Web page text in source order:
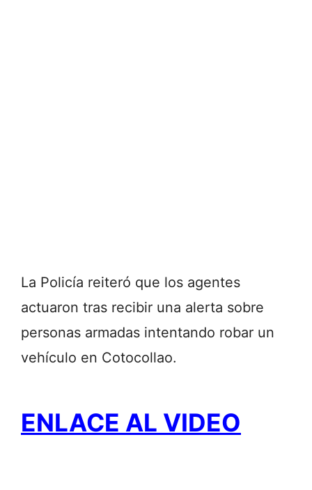
La Policía reiteró que los agentes
actuaron tras recibir una alerta sobre
personas armadas intentando robar un
vehículo en Cotocollao.
ENLACE AL VIDEO